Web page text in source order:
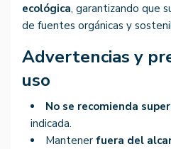
ecológica, garantizando que
de fuentes orgánicas y
Advertencias y
uso
No se recomienda
indicada.
Mantener fuera del